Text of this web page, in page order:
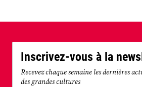
Inscrivez-vous à la
Recevez chaque semaine les dernières
des grandes cultures